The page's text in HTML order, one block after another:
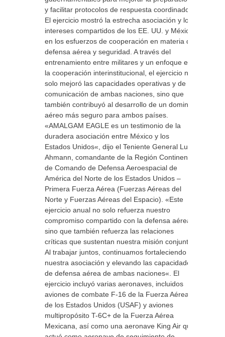
y facilitar protocolos de respuesta coordinados.
El ejercicio mostró la estrecha asociación y los
intereses compartidos de los EE. UU. y México
en los esfuerzos de cooperación en materia de
defensa aérea y seguridad. A través del
entrenamiento entre militares y un enfoque en
la cooperación interinstitucional, el ejercicio no
solo mejoró las capacidades operativas y de
comunicación de ambas naciones, sino que
también contribuyó al desarrollo de un dominio
aéreo más seguro para ambos países.
«AMALGAM EAGLE es un testimonio de la
duradera asociación entre México y los
Estados Unidos«, dijo el Teniente General Luke
Ahmann, comandante de la Región Continental
de Comando de Defensa Aeroespacial de
América del Norte de los Estados Unidos –
Primera Fuerza Aérea (Fuerzas Aéreas del
Norte y Fuerzas Aéreas del Espacio). «Este
ejercicio anual no solo refuerza nuestro
compromiso compartido con la defensa aérea,
sino que también refuerza las relaciones
críticas que sustentan nuestra misión conjunta.
Al trabajar juntos, continuamos fortaleciendo
nuestra asociación y elevando las capacidades
de defensa aérea de ambas naciones«. El
ejercicio incluyó varias aeronaves, incluidos
aviones de combate F-16 de la Fuerza Aérea
de los Estados Unidos (USAF) y aviones
multipropósito T-6C+ de la Fuerza Aérea
Mexicana, así como una aeronave King Air que